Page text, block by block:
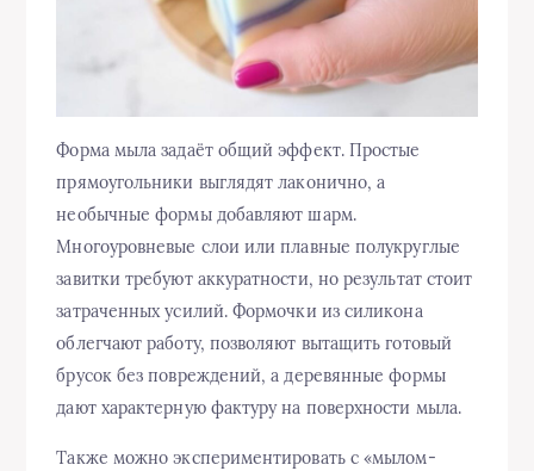
Форма мыла задаёт общий эффект. Простые
прямоугольники выглядят лаконично, а
необычные формы добавляют шарм.
Многоуровневые слои или плавные полукруглые
завитки требуют аккуратности, но результат стоит
затраченных усилий. Формочки из силикона
облегчают работу, позволяют вытащить готовый
брусок без повреждений, а деревянные формы
дают характерную фактуру на поверхности мыла.
Также можно экспериментировать с «мылом-